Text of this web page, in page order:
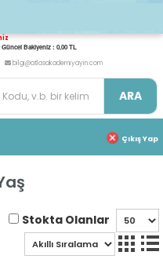
Bakiyeniz : 0,00 TL
bilgi@atlasakademiyayin.com
ARA
Çıkış Yap
Stokta Olanlar